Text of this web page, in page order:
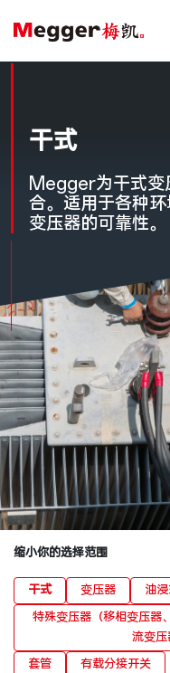
干式
Megger为干式变
合。适用于各种
变压器的可靠性。
缩小你的选择范围
变压器
干式
油
特殊变压器（移相变压器
流变压
套管
有载分接开关